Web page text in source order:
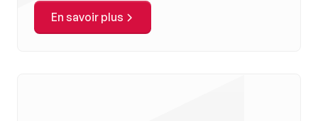
En savoir plus